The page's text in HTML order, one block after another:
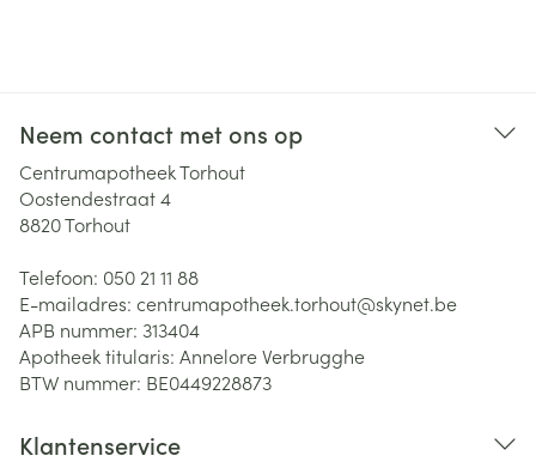
Neem contact met ons op
Centrumapotheek Torhout
Oostendestraat 4
8820Torhout
Telefoon: 050 21 11 88
E-mailadres: centrumapotheek.torhout@skynet.be
APB nummer: 313404
Apotheek titularis: Annelore Verbrugghe
BTW nummer: BE0449228873
Klantenservice